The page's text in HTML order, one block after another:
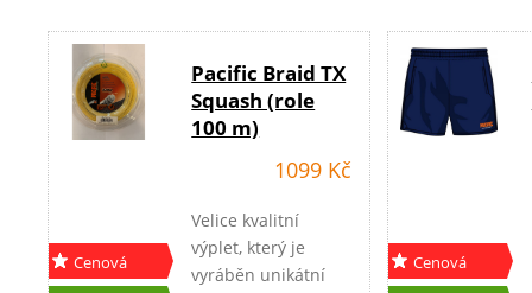
Cenová
Pacific Braid TX
Squash (role
100 m)
1099 Kč
Velice kvalitní
výplet, který je
vyráběn unikátní
Cenová